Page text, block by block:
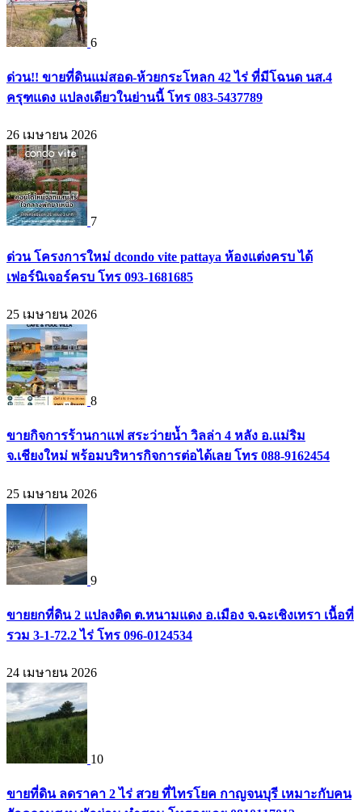
6
ด่วน!! ขายที่ดินแม่สอด-ห้วยกระโหลก 42 ไร่ ที่มีโฉนด นส.4
ครุฑแดง แปลงเดียวในย่านนี้ โทร 083-5437789
26 เมษายน 2026
7
ด่วน โครงการใหม่ dcondo vite pattaya ห้องแต่งครบ ได้
เฟอร์นิเจอร์ครบ โทร 093-1681685
25 เมษายน 2026
8
ขายกิจการร้านกาแฟ สระว่ายน้ำ วิลล่า 4 หลัง อ.แม่ริม
จ.เชียงใหม่ พร้อมบริหารกิจการต่อได้เลย โทร 088-9162454
25 เมษายน 2026
9
ขายยกที่ดิน 2 แปลงติด ต.หนามแดง อ.เมือง จ.ฉะเชิงเทรา เนื้อที่
รวม 3-1-72.2 ไร่ โทร 096-0124534
24 เมษายน 2026
10
ขายที่ดิน ลดราคา 2 ไร่ สวย ที่ไทรโยค กาญจนบุรี เหมาะกับคน